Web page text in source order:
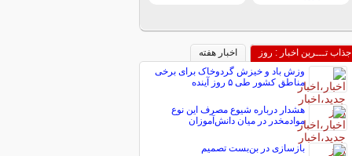
جذاب تـــرین اخبار : روز
اخبار هفته
وزش باد و خیزش گردوخاک برای برخی
مناطق کشور طی ۵ روز آینده
هشدار درباره شیوع مصرف این نوع
موادمخدر در میان دانش‌آموزان
بازسازی در بن‌بست تصمیم